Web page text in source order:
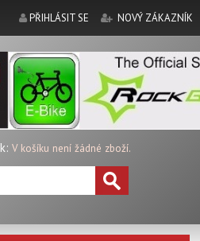
PŘIHLÁSIT SE NOVÝ ZÁKAZNÍK
: V košíku není žádné zboží.